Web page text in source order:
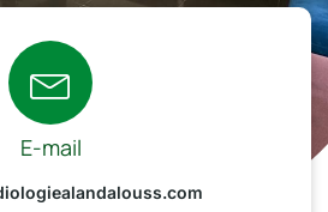
E-mail